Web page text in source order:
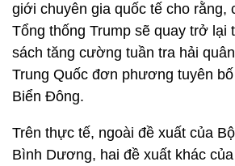
giới chuyên gia quốc tế cho rằng,
Tổng thống Trump sẽ quay trở lại
sách tăng cường tuần tra hải
Trung Quốc đơn phương tuyên
Biển Đông.
Trên thực tế, ngoài đề xuất của
Bình Dương, hai đề xuất khác